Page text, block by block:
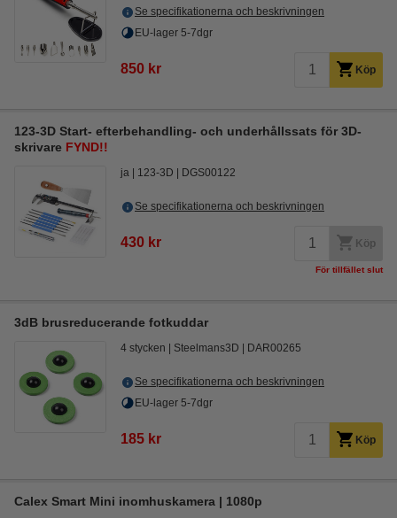
Se specifikationerna och beskrivningen
EU-lager 5-7dgr
850 kr Köp
123-3D Start- efterbehandling- och underhållssats för 3D-
skrivare FYND!!
ja 123-3D DGS00122
Se specifikationerna och beskrivningen
430 kr Köp
För tillfället slut
3dB brusreducerande fotkuddar
4 stycken Steelmans3D DAR00265
Se specifikationerna och beskrivningen
EU-lager 5-7dgr
185 kr Köp
Calex Smart Mini inomhuskamera | 1080p